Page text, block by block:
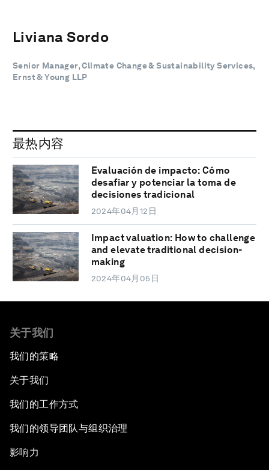
Liviana Sordo
Senior Manager, Climate Change & Sustainability Services,
Ernst & Young LLP
最热内容
Evaluación de impacto: Cómo
desafiar y potenciar la toma de
decisiones tradicional
2024年04月12日
Impact valuation: How to challenge
and elevate traditional decision-
making
2024年04月05日
关于我们
我们的策略
关于我们
我们的工作方式
我们的领导团队与组织治理
影响力